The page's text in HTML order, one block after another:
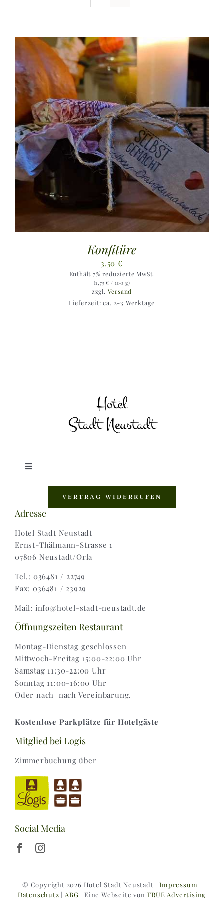
Anfahrt + Kontakt
Konfitüre
3,50€
Enthält 7% reduzierte MwSt.
(1,75€ / 100 g)
zzgl. Versand
Lieferzeit: ca. 2-3 Werktage
Toggle
Zahlungsweisen |
Widerruf |
Versand & Lieferung
VERTRAG WIDERRUFEN
Adresse
Hotel Stadt Neustadt
Ernst-Thälmann-Strasse 1
07806 Neustadt/Orla
Tel.: 036481 / 22749
Fax: 036481 / 23929
Mail: info@hotel-stadt-neustadt.de
Öffnungszeiten Restaurant
Montag-Dienstag geschlossen
Mittwoch-Freitag 15:00-22:00 Uhr
Samstag 11:30-22:00 Uhr
Sonntag 11:00-16:00 Uhr
Oder nach nach Vereinbarung.
Kostenlose Parkplätze für Hotelgäste
Mitglied bei Logis
Zimmerbuchung über
Social Media
© Copyright 2026 Hotel Stadt Neustadt |Impressum |
Datenschutz |ABG | Eine Webseite vonTRUE Advertising